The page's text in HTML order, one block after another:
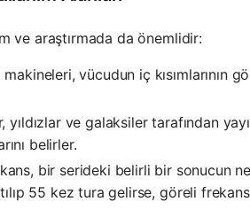
ve araştırmada da önemlidir:
makineleri, vücudun iç
ve galaksiler tarafından
belirler.
bir serideki belirli bir sonucun
55 kez tura gelirse, göreli